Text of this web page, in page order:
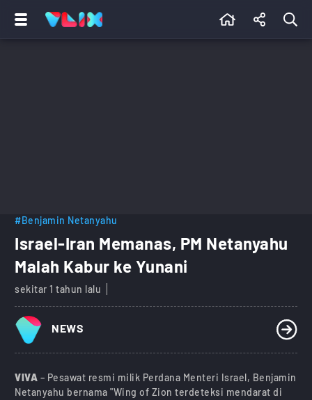
#Benjamin Netanyahu
Israel-Iran Memanas, PM Netanyahu
Malah Kabur ke Yunani
sekitar 1 tahun lalu
NEWS
VIVA – Pesawat resmi milik Perdana Menteri Israel, Benjamin
Netanyahu bernama "Wing of Zion terdeteksi mendarat di